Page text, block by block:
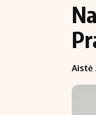
Verslas
Aistė